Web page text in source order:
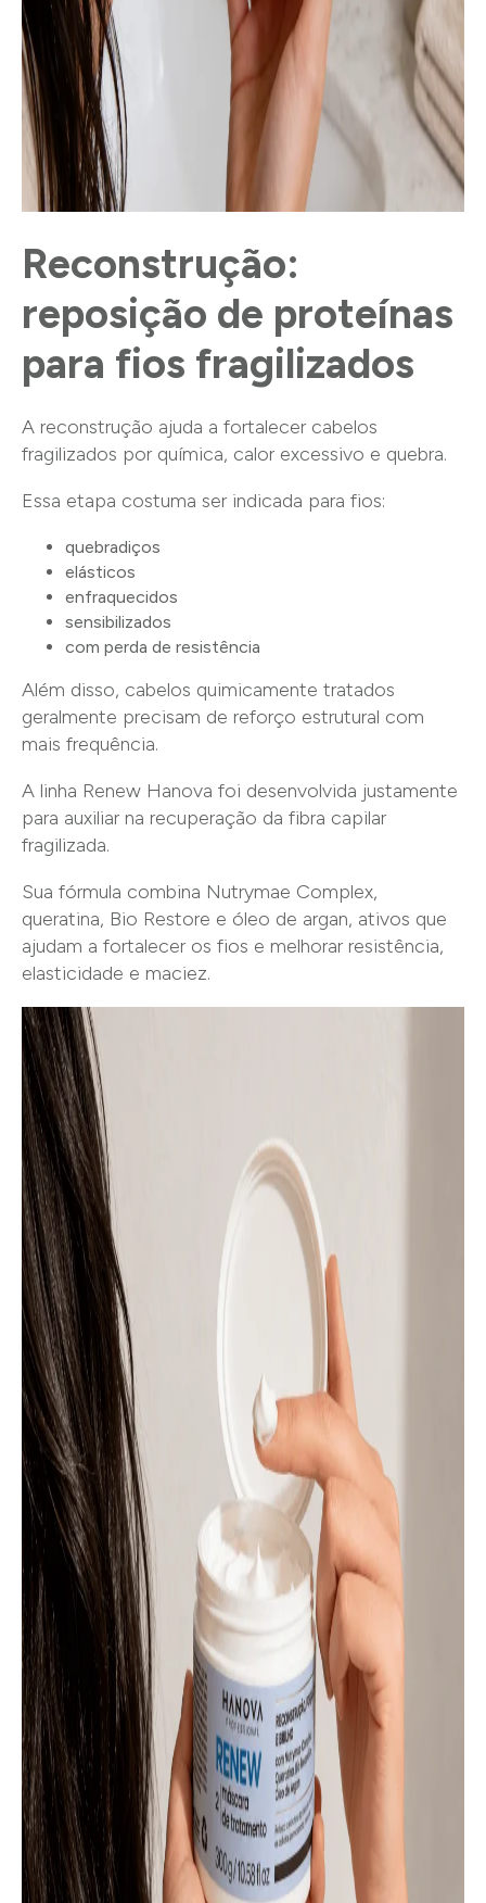
Reconstrução:
reposição de proteínas
para fios fragilizados
A reconstrução ajuda a fortalecer cabelos
fragilizados por química, calor excessivo e quebra.
Essa etapa costuma ser indicada para fios:
quebradiços
elásticos
enfraquecidos
sensibilizados
com perda de resistência
Além disso, cabelos quimicamente tratados
geralmente precisam de reforço estrutural com
mais frequência.
A linha Renew Hanova foi desenvolvida justamente
para auxiliar na recuperação da fibra capilar
fragilizada.
Sua fórmula combina Nutrymae Complex,
queratina, Bio Restore e óleo de argan, ativos que
ajudam a fortalecer os fios e melhorar resistência,
elasticidade e maciez.